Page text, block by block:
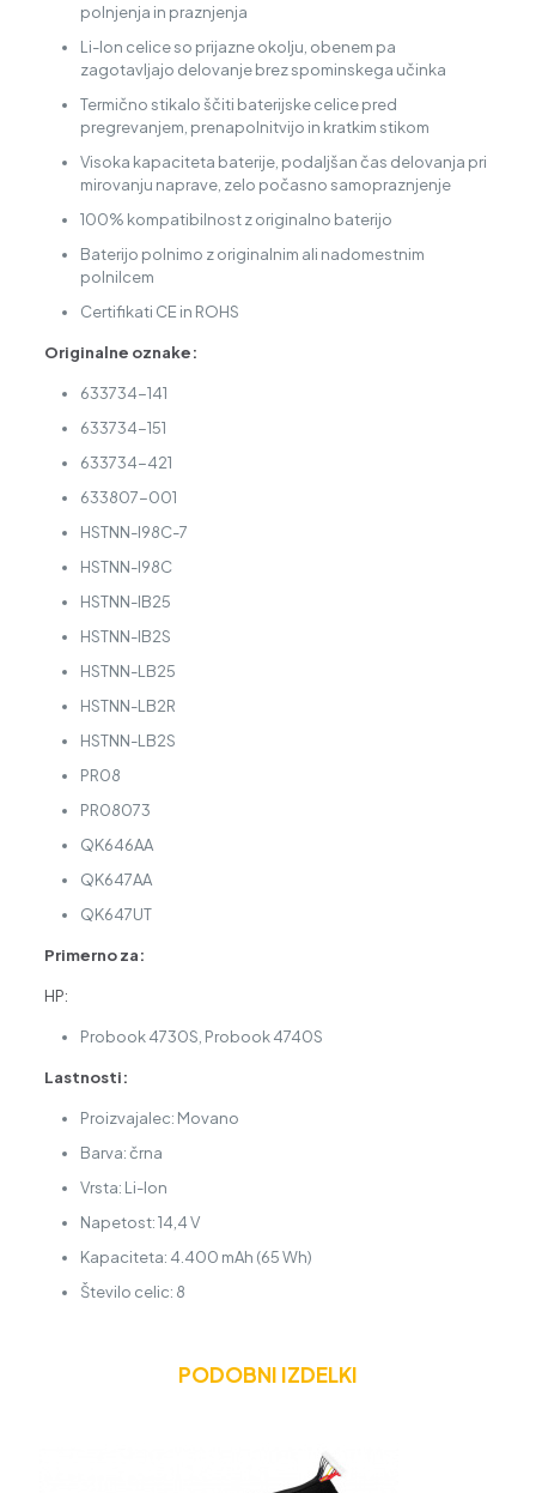
polnjenja in praznjenja
Li-Ion celice so prijazne okolju, obenem pa
zagotavljajo delovanje brez spominskega učinka
Termično stikalo ščiti baterijske celice pred
pregrevanjem, prenapolnitvijo in kratkim stikom
Visoka kapaciteta baterije, podaljšan čas delovanja pri
mirovanju naprave, zelo počasno samopraznjenje
100% kompatibilnost z originalno baterijo
Baterijo polnimo z originalnim ali nadomestnim
polnilcem
Certifikati CE in ROHS
Originalne oznake:
633734-141
633734-151
633734-421
633807-001
HSTNN-I98C-7
HSTNN-I98C
HSTNN-IB25
HSTNN-IB2S
HSTNN-LB25
HSTNN-LB2R
HSTNN-LB2S
PR08
PR08073
QK646AA
QK647AA
QK647UT
Primerno za:
HP:
Probook 4730S, Probook 4740S
Lastnosti:
Proizvajalec: Movano
Barva: črna
Vrsta: Li-Ion
Napetost: 14,4 V
Kapaciteta: 4.400 mAh (65 Wh)
Število celic: 8
PODOBNI IZDELKI